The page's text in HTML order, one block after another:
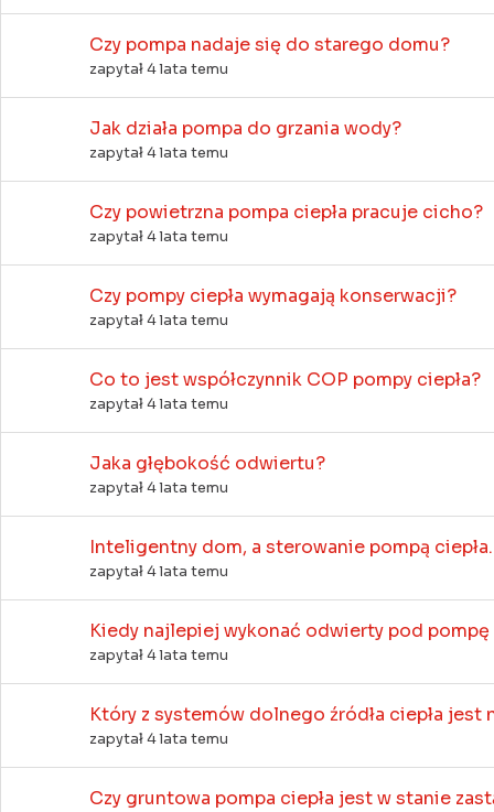
Czy pompa nadaje się do starego domu?
zapytał 4 lata temu
Jak działa pompa do grzania wody?
zapytał 4 lata temu
Czy powietrzna pompa ciepła pracuje cicho?
zapytał 4 lata temu
Czy pompy ciepła wymagają konserwacji?
zapytał 4 lata temu
Co to jest współczynnik COP pompy ciepła?
zapytał 4 lata temu
Jaka głębokość odwiertu?
zapytał 4 lata temu
Inteligentny dom, a sterowanie pompą
zapytał 4 lata temu
Kiedy najlepiej wykonać odwierty pod
zapytał 4 lata temu
Który z systemów dolnego źródła ciepła jest
zapytał 4 lata temu
Czy gruntowa pompa ciepła jest w stanie